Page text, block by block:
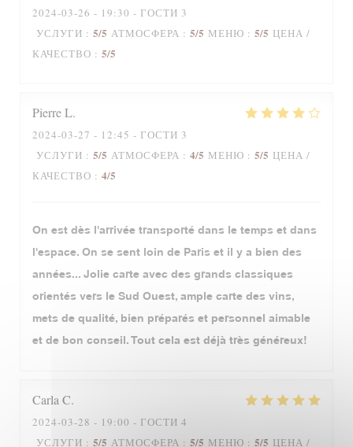
2024-03-26 - 19:30 - ГОСТИ 3
УСЛУГИ : 5/5 АТМОСФЕРА : 5/5 МЕНЮ : 5/5 ЦЕНА /
КАЧЕСТВО : 5/5
PierreL
2024-03-27 - 12:45 - ГОСТИ 3
УСЛУГИ : 5/5 АТМОСФЕРА : 4/5 МЕНЮ : 5/5 ЦЕНА /
КАЧЕСТВО : 4/5
On est dès l'arrivée transporté dans le temps et dans
l'espace. On se sent loin de Paris et il y a bien des
années... Jolie carte avec des grands classiques
orientés vers le Sud Ouest, ample carte des vins,
mets de qualité, bien préparés et personnel aimable
et de bon conseil. Tout cela est déjà très généreux!
CarlaC
2024-03-28 - 19:00 - ГОСТИ 4
УСЛУГИ : 5/5 АТМОСФЕРА : 5/5 МЕНЮ : 5/5 ЦЕНА /